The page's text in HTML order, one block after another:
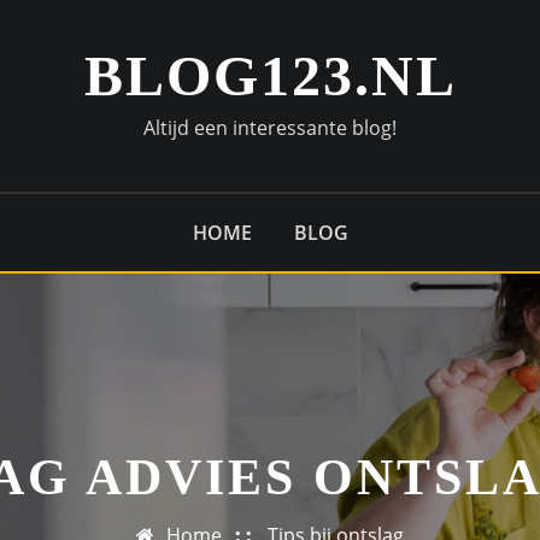
BLOG123.NL
Altijd een interessante blog!
HOME BLOG
ADVIES